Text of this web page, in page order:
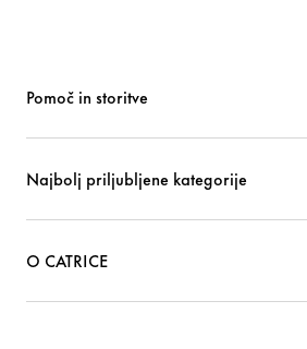
Pomoč in storitve
Najbolj priljubljene kategorije
O CATRICE